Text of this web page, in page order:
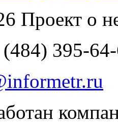
Проект о
395-